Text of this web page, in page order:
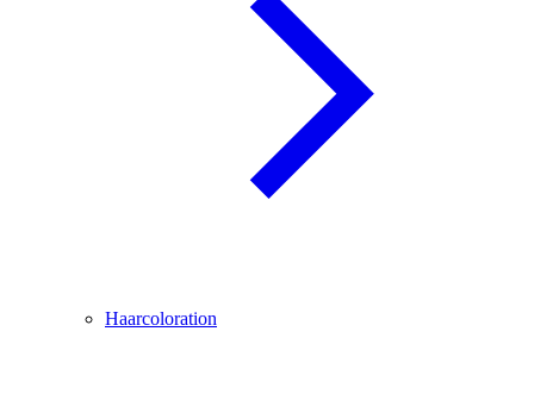
Haarcoloration